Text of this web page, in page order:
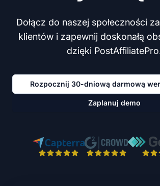
Dołącz do naszej społeczności
klientów i zapewnij doskonałą
dzięki
Rozpocznij 30-dniową darmową
Zaplanuj demo